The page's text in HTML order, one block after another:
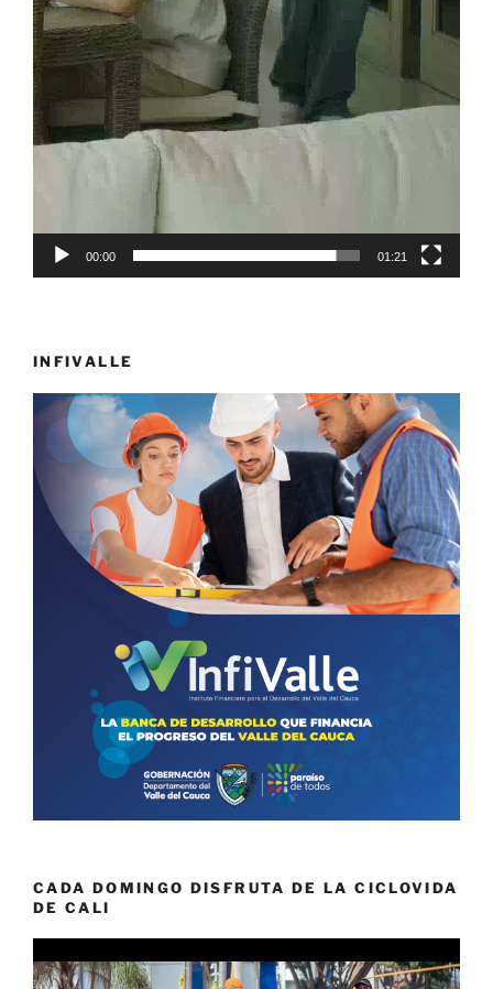
00:00 01:21
INFIVALLE
CADA DOMINGO DISFRUTA DE LA CICLOVIDA
DE CALI
de